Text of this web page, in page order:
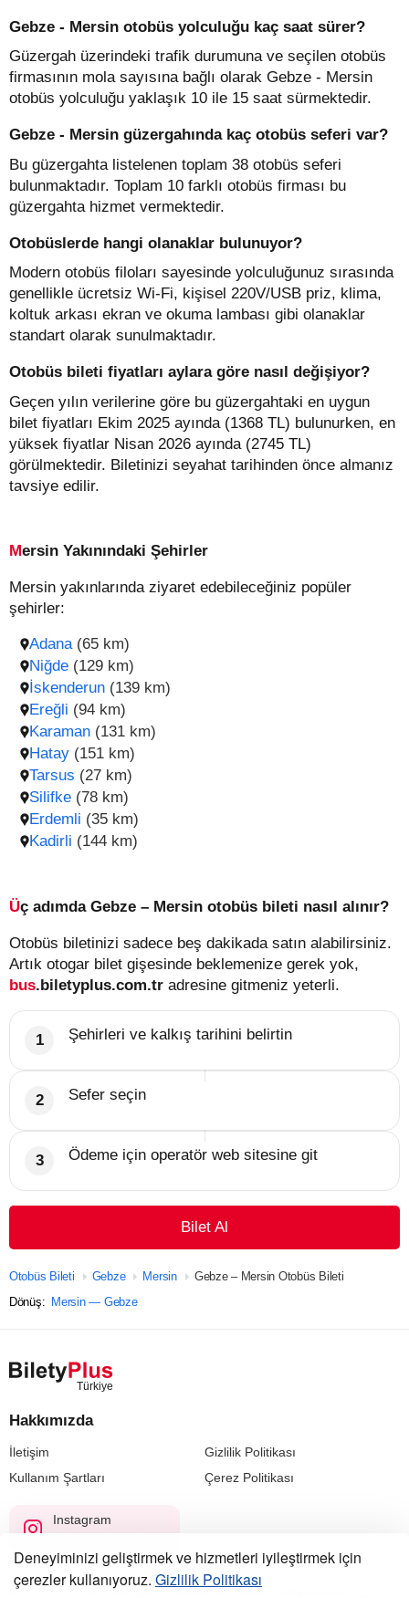
Gebze - Mersin otobüs yolculuğu kaç saat sürer?
Güzergah üzerindeki trafik durumuna ve seçilen otobüs
firmasının mola sayısına bağlı olarak Gebze - Mersin
otobüs yolculuğu yaklaşık 10 ile 15 saat sürmektedir.
Gebze - Mersin güzergahında kaç otobüs seferi var?
Bu güzergahta listelenen toplam 38 otobüs seferi
bulunmaktadır. Toplam 10 farklı otobüs firması bu
güzergahta hizmet vermektedir.
Otobüslerde hangi olanaklar bulunuyor?
Modern otobüs filoları sayesinde yolculuğunuz sırasında
genellikle ücretsiz Wi-Fi, kişisel 220V/USB priz, klima,
koltuk arkası ekran ve okuma lambası gibi olanaklar
standart olarak sunulmaktadır.
Otobüs bileti fiyatları aylara göre nasıl değişiyor?
Geçen yılın verilerine göre bu güzergahtaki en uygun
bilet fiyatları Ekim 2025 ayında (1368 TL) bulunurken, en
yüksek fiyatlar Nisan 2026 ayında (2745 TL)
görülmektedir. Biletinizi seyahat tarihinden önce almanız
tavsiye edilir.
Mersin Yakınındaki Şehirler
Mersin yakınlarında ziyaret edebileceğiniz popüler
şehirler:
Adana (65 km)
Hatay (151 km)
Niğde (129 km)
Tarsus (27 km)
İskenderun (139 km)
Silifke (78 km)
Ereğli (94 km)
Erdemli (35 km)
Karaman (131 km)
Kadirli (144 km)
Üç adımda Gebze – Mersin otobüs bileti nasıl alınır?
Otobüs biletinizi sadece beş dakikada satın alabilirsiniz.
Artık otogar bilet gişesinde beklemenize gerek yok,
bus.biletyplus.com.tr adresine gitmeniz yeterli.
Şehirleri ve kalkış tarihini belirtin
Sefer seçin
Ödeme için operatör web sitesine git
Bilet Al
Otobüs Bileti Gebze Mersin
Gebze – Mersin Otobüs Bileti
Dönüş: Mersin — Gebze
Hakkımızda
İletişim
Gizlilik Politikası
Kullanım Şartları
Çerez Politikası
Instagram
@biletyplus_turkiye
© 2023 — 2026, Biletyplus, Innovative Travel Technologies, LLC.
Deneyiminizi geliştirmek ve hizmetleri iyileştirmek için
çerezler kullanıyoruz. Gizlilik Politikası